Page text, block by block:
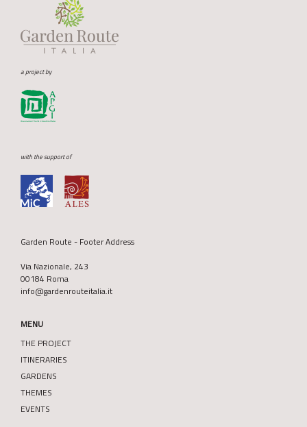
a project by
with the support of
Garden Route - Footer Address
Via Nazionale, 243
00184 Roma
info@gardenrouteitalia.it
MENU
THE PROJECT
ITINERARIES
GARDENS
THEMES
EVENTS